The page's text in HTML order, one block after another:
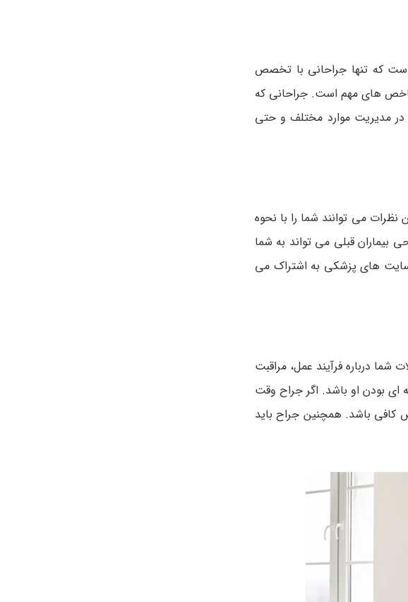
که تنها جراحانی با تخصص
شاخص های مهم است. جراحانی که
در مدیریت موارد مختلف و حتی
نظرات می توانند شما را با نحوه
بیماران قبلی می تواند به شما
سایت های پزشکی به اشتراک می
درباره فرآیند عمل، مراقبت
ای بودن او باشد. اگر جراح وقت
کافی باشد. همچنین جراح باید